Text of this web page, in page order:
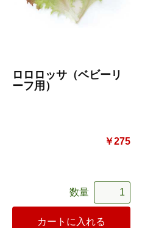
ロロロッサ（ベビーリ
ーフ用）
￥275
数量
カートに入れる